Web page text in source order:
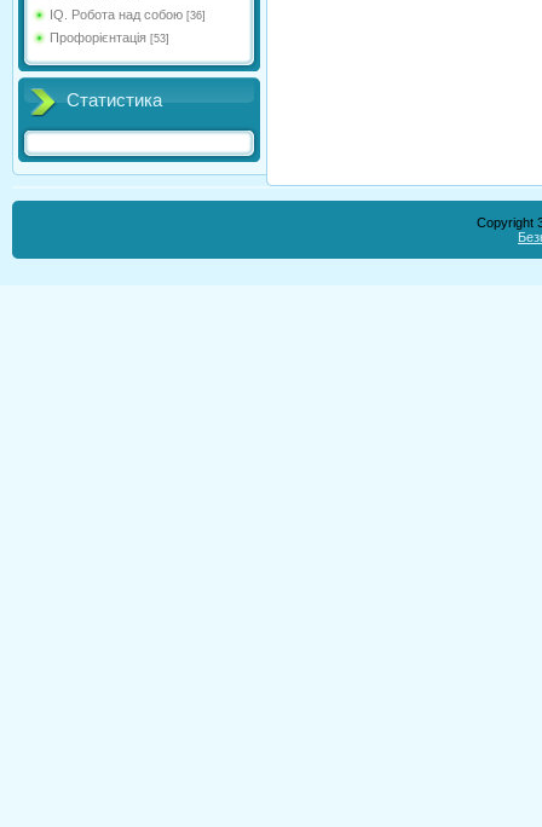
IQ. Робота над собою [36]
Профорієнтація [53]
Статистика
Copyright